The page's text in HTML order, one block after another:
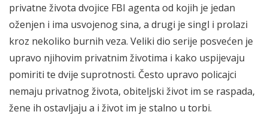
privatne života dvojice FBI agenta od kojih je jedan
oženjen i ima usvojenog sina, a drugi je singl i prolazi
kroz nekoliko burnih veza. Veliki dio serije posvećen je
upravo njihovim privatnim životima i kako uspijevaju
pomiriti te dvije suprotnosti. Često upravo policajci
nemaju privatnog života, obiteljski život im se raspada,
žene ih ostavljaju a i život im je stalno u torbi.